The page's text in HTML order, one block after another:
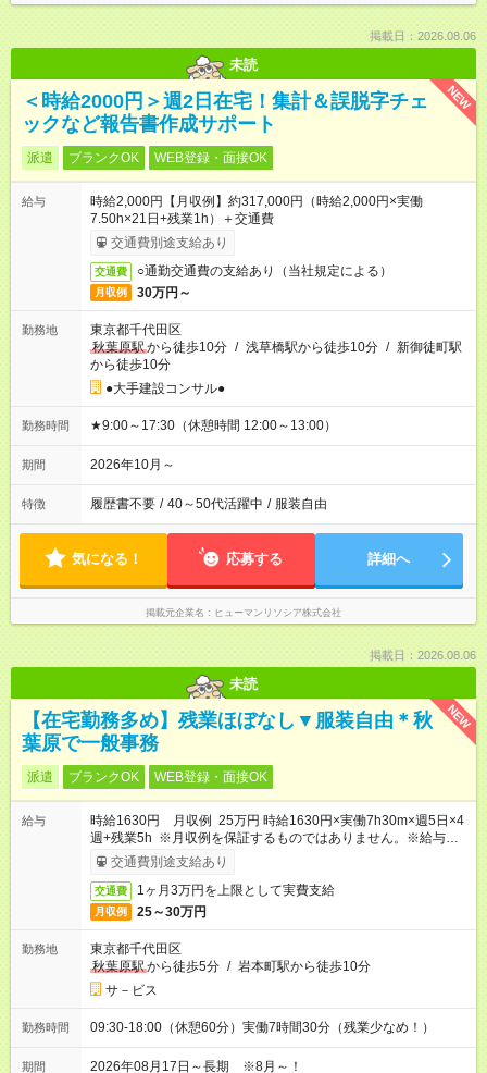
掲載日：2026.08.06
未読
NEW
＜時給2000円＞週2日在宅！集計＆誤脱字チェ
ックなど報告書作成サポート
派遣 ブランクOK WEB登録・面接OK
給与
時給2,000円【月収例】約317,000円（時給2,000円×実働
7.50h×21日+残業1h）＋交通費
交通費別途支給あり
交通費 ○通勤交通費の支給あり（当社規定による）
月収例 30万円～
勤務地
東京都千代田区
秋葉原駅から徒歩10分 / 浅草橋駅から徒歩10分 / 新御徒町駅
から徒歩10分
●大手建設コンサル●
勤務時間 ★9:00～17:30（休憩時間 12:00～13:00）
期間 2026年10月～
特徴 履歴書不要 / 40～50代活躍中 / 服装自由
気になる！ 応募する 詳細へ
掲載元企業名 ヒューマンリソシア株式会社
掲載日：2026.08.06
未読
NEW
【在宅勤務多め】残業ほぼなし▼服装自由＊秋
葉原で一般事務
派遣 ブランクOK WEB登録・面接OK
給与
時給1630円 月収例 25万円 時給1630円×実働7h30m×週5日×4
週+残業5h ※月収例を保証するものではありません。※給与即受
取りサービス利用可（利用条件有）
交通費別途支給あり
交通費 1ヶ月3万円を上限として実費支給
月収例 25～30万円
勤務地
東京都千代田区
秋葉原駅から徒歩5分 / 岩本町駅から徒歩10分
サ－ビス
勤務時間 09:30-18:00（休憩60分）実働7時間30分（残業少なめ！）
期間 2026年08月17日～長期 ※8月～！